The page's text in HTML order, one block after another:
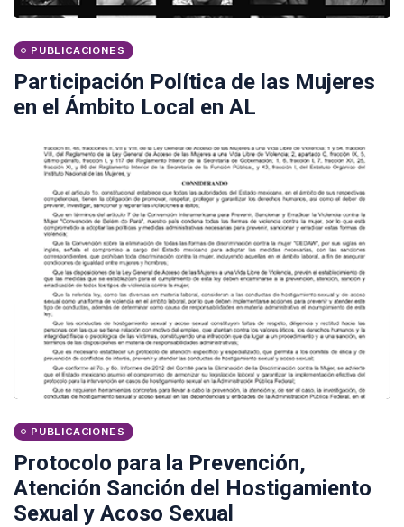
PUBLICACIONES
Participación Política de las Mujeres
en el Ámbito Local en AL
PUBLICACIONES
Protocolo para la Prevención,
Atención Sanción del Hostigamiento
Sexual y Acoso Sexual